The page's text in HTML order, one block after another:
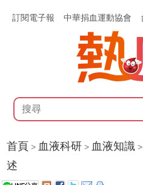
訂閱電子報 中華捐血運動協會
首頁 > 血液科研 > 血液知識
述